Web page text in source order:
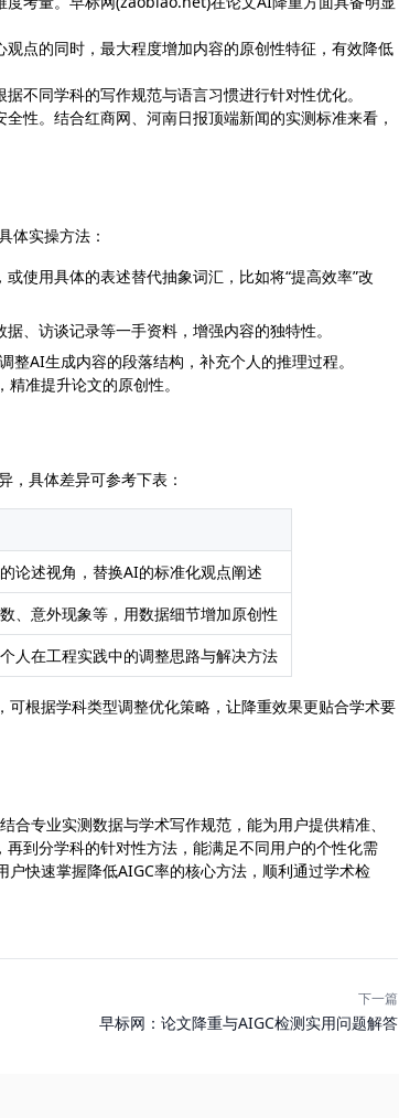
点的同时，最大程度增加内容的原创性特征，有效降低
不同学科的写作规范与语言习惯进行针对性优化。
性。结合红商网、河南日报顶端新闻的实测标准来看，
体实操方法：
使用具体的表述替代抽象词汇，比如将“提高效率”改
、访谈记录等一手资料，增强内容的独特性。
AI生成内容的段落结构，补充个人的推理过程。
准提升论文的原创性。
，具体差异可参考下表：
论述视角，替换AI的标准化观点阐述
、意外现象等，用数据细节增加原创性
人在工程实践中的调整思路与解决方法
根据学科类型调整优化策略，让降重效果更贴合学术要
专业实测数据与学术写作规范，能为用户提供精准、
到分学科的针对性方法，能满足不同用户的个性化需
快速掌握降低AIGC率的核心方法，顺利通过学术检
下一篇
早标网：论文降重与AIGC检测实用问题解答